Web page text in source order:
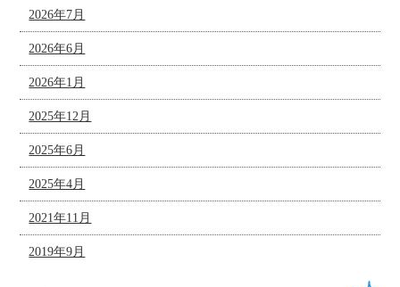
2026年7月
2026年6月
2026年1月
2025年12月
2025年6月
2025年4月
2021年11月
2019年9月